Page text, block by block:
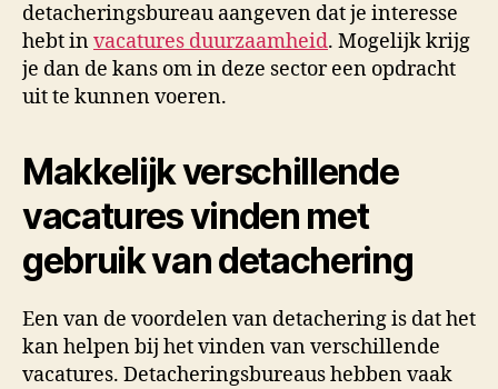
detacheringsbureau aangeven dat je interesse
hebt invacatures duurzaamheid. Mogelijk krijg
je dan de kans om in deze sector een opdracht
uit te kunnen voeren.
Makkelijk verschillende
vacatures vinden met
gebruik van detachering
Een van de voordelen van detachering is dat het
kan helpen bij het vinden van verschillende
vacatures. Detacheringsbureaus hebben vaak